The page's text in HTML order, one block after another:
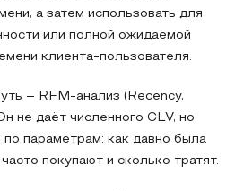
а затем использовать для
или полной ожидаемой
клиента-пользователя.
– RFM‑анализ (Recency,
не даёт численного CLV, но
по параметрам: как давно была
покупают и сколько тратят.